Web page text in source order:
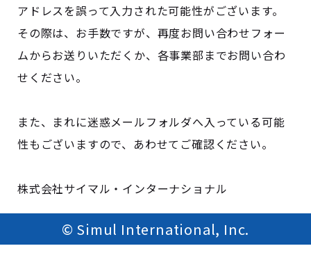
アドレスを誤って入力された可能性がございます。
その際は、お手数ですが、再度お問い合わせフォー
ムからお送りいただくか、各事業部までお問い合わ
せください。
また、まれに迷惑メールフォルダへ入っている可能
性もございますので、あわせてご確認ください。
株式会社サイマル・インターナショナル
© Simul International, Inc.